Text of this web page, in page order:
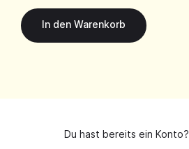
Du hast bereits ein Konto?